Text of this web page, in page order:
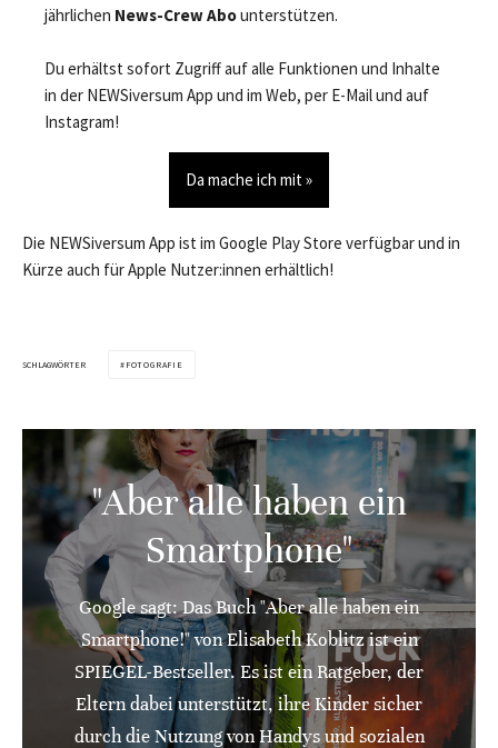
jährlichen News-Crew Abounterstützen.
Du erhältst sofort Zugriff auf alle Funktionen und Inhalte
in der NEWSiversum App und im Web, per E-Mail und auf
Instagram!
Da mache ich mit »
Die NEWSiversum App ist im Google Play Store verfügbar und in
Kürze auch für Apple Nutzer:innen erhältlich!
SCHLAGWÖRTER FOTOGRAFIE
"Aber alle haben ein
Smartphone"
Google sagt: Das Buch "Aber alle haben ein
Smartphone!" von Elisabeth Koblitz ist ein
SPIEGEL-Bestseller. Es ist ein Ratgeber, der
Eltern dabei unterstützt, ihre Kinder sicher
durch die Nutzung von Handys und sozialen